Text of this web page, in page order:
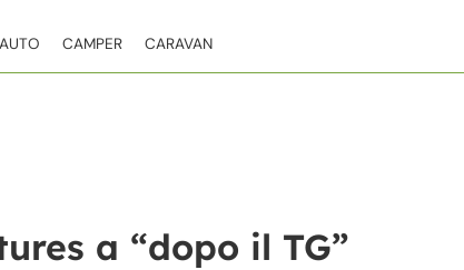
AUTO
CAMPER CARAVAN
a “dopo il TG”